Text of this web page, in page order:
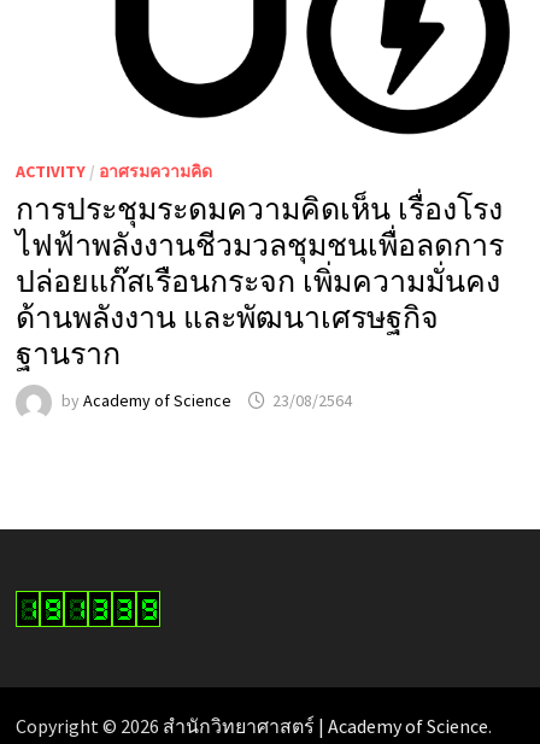
ACTIVITY/ อาศรมความคิด
การประชุมระดมความคิดเห็น เรื่องโรง
ไฟฟ้าพลังงานชีวมวลชุมชนเพื่อลดการ
ปล่อยแก๊สเรือนกระจก เพิ่มความมั่นคง
ด้านพลังงาน และพัฒนาเศรษฐกิจ
ฐานราก
by Academy of Science 23/08/2564
Copyright © 2026 สำนักวิทยาศาสตร์ | Academy of Science.